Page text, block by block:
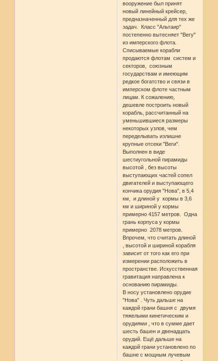
вооружение был принят
новый линейный крейсер,
предназначенный для тех же
задач. Класс "Альтаир"
постепенно вытесняет "Вегу"
из имперского флота.
Списываемые корабли
продаются флотам систем и
секторов, союзным
государствам и имеющим
редкое богатство и связи в
имперском флоте частным
лицам. К сожалению,
дешевле построить новый
корабль, рассчитанный на
уменьшившиеся размеры
некоторых узлов, чем
переделывать излишне
крупные отсеки "Веги".
Выполнен в виде
шестиугольной пирамиды
высотой , без высоты
выступающих частей сопел
двигателей и выступающего
кончика орудия "Нова", в 5,4
км, и длиной у кормы в 3,6
км и шириной у кормы
примерно 4157 метров. Одна
грань корпуса у кормы
примерно 2078 метров.
Впрочем, что считать длиной
, высотой и шириной корабля
зависит от того как его при
измерении расположить в
пространстве. Искусственная
гравитация направлена к
основанию пирамиды.
В носу установлено орудие
"Нова" . Чуть дальше на
каждой грани башня с двумя
тяжелыми кинетическим и
орудиями , что в сумме дает
шесть башен и двенадцать
орудий. Ещё дальше на
каждой грани установлено по
башне с мощным лучевым